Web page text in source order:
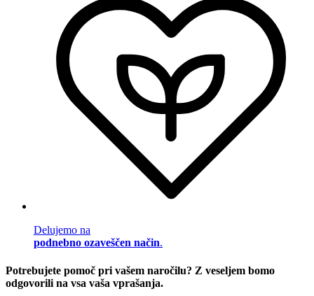
Delujemo na
podnebno ozaveščen način.
Potrebujete pomoč pri vašem naročilu? Z veseljem bomo
odgovorili na vsa vaša vprašanja.